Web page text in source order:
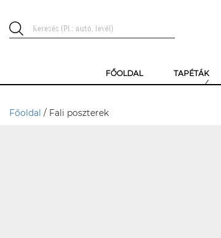
FŐOLDAL TAPÉTÁK
Főoldal / Fali poszterek